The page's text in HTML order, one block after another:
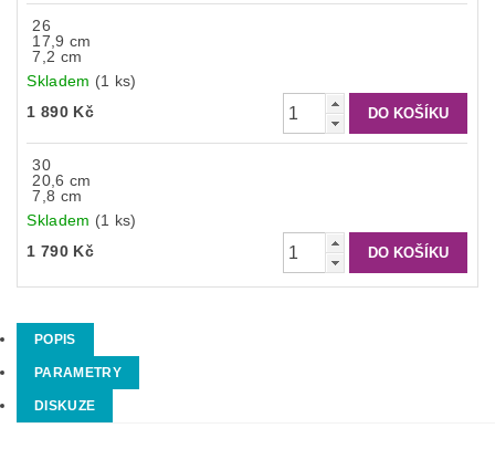
26
17,9 cm
7,2 cm
Skladem (1 ks)
1 890 Kč
30
20,6 cm
7,8 cm
Skladem (1 ks)
1 790 Kč
POPIS
PARAMETRY
DISKUZE